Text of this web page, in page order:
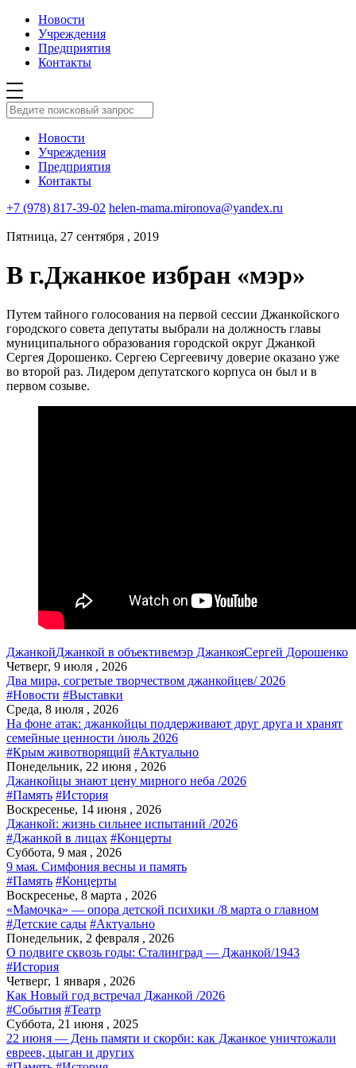
Новости
Учреждения
Предприятия
Контакты
Новости
Учреждения
Предприятия
Контакты
+7 (978) 817-39-02 helen-mama.mironova@yandex.ru
Пятница, 27 сентября , 2019
В г.Джанкое избран «мэр»
Путем тайного голосования на первой сессии Джанкойского
городского совета депутаты выбрали на должность главы
муниципального образования городской округ Джанкой
Сергея Дорошенко. Сергею Сергеевичу доверие оказано уже
во второй раз. Лидером депутатского корпуса он был и в
первом созыве.
ДжанкойДжанкой в объективемэр ДжанкояСергей Дорошенко
Четверг, 9 июля , 2026
Два мира, согретые творчеством джанкойцев/ 2026
#Новости #Выставки
Среда, 8 июля , 2026
На фоне атак: джанкойцы поддерживают друг друга и хранят
семейные ценности /июль 2026
#Крым животворящий #Актуально
Понедельник, 22 июня , 2026
Джанкойцы знают цену мирного неба /2026
#Память #История
Воскресенье, 14 июня , 2026
Джанкой: жизнь сильнее испытаний /2026
#Джанкой в лицах #Концерты
Суббота, 9 мая , 2026
9 мая. Симфония весны и память
#Память #Концерты
Воскресенье, 8 марта , 2026
«Мамочка» — опора детской психики /8 марта о главном
#Детские сады #Актуально
Понедельник, 2 февраля , 2026
О подвиге сквозь годы: Сталинград — Джанкой/1943
#История
Четверг, 1 января , 2026
Как Новый год встречал Джанкой /2026
#События #Театр
Суббота, 21 июня , 2025
22 июня — День памяти и скорби: как Джанкое уничтожали
евреев, цыган и других